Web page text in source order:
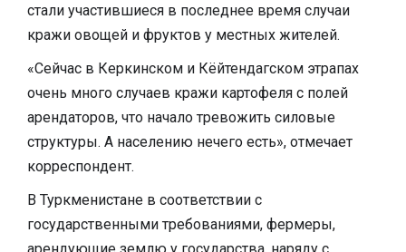
стали участившиеся в последнее время случаи
кражи овощей и фруктов у местных жителей.
«Сейчас в Керкинском и Кёйтендагском этрапах
очень много случаев кражи картофеля с полей
арендаторов, что начало тревожить силовые
структуры. А населению нечего есть», отмечает
корреспондент.
В Туркменистане в соответствии с
государственными требованиями, фермеры,